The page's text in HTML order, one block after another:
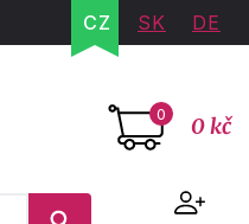
CZ SK DE
0 0 kč